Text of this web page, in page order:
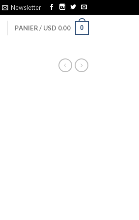
Newsletter
PANIER / USD 0.00 0